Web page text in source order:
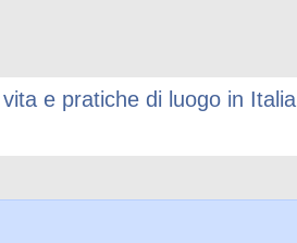
e pratiche di luogo in Italia